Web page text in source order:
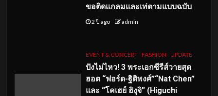
ขอติดแกลมและเท่ตามแบบฉบับ
2 ปี ago admin
EVENT & CONCERT FASHION UPDATE
ปังไม่ไหว! 3 พระเอกซีรีส์วายสุด
ฮอต “ฟอร์ด-ฐิติพงศ์”“Nat Chen”
และ “โคเฮย์ ฮิงุจิ” (Higuchi